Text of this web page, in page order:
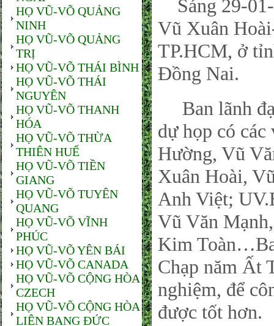
HỌ VŨ-VÕ QUẢNG
NINH
HỌ VŨ-VÕ QUẢNG
TRỊ
HỌ VŨ-VÕ THÁI BÌNH
HỌ VŨ-VÕ THÁI
NGUYÊN
HỌ VŨ-VÕ THANH
HÓA
HỌ VŨ-VÕ THỪA
THIÊN HUẾ
HỌ VŨ-VÕ TIỀN
GIANG
HỌ VŨ-VÕ TUYÊN
QUANG
HỌ VŨ-VÕ VĨNH
PHÚC
HỌ VŨ-VÕ YÊN BÁI
HỌ VŨ-VÕ CANADA
HỌ VŨ-VÕ CỘNG HÒA
CZECH
HỌ VŨ-VÕ CỘNG HÒA
LIÊN BANG ĐỨC
Sáng 29-
Vũ Xuân
TP.HCM, ở
Đồng Nai.
Ban lãnh
dự họp có
Hường, Vũ
Xuân Hoài,
Anh Việt;
Vũ Văn
Kim
Chạp năm Ất
nghiệm, để
được tốt hơn.